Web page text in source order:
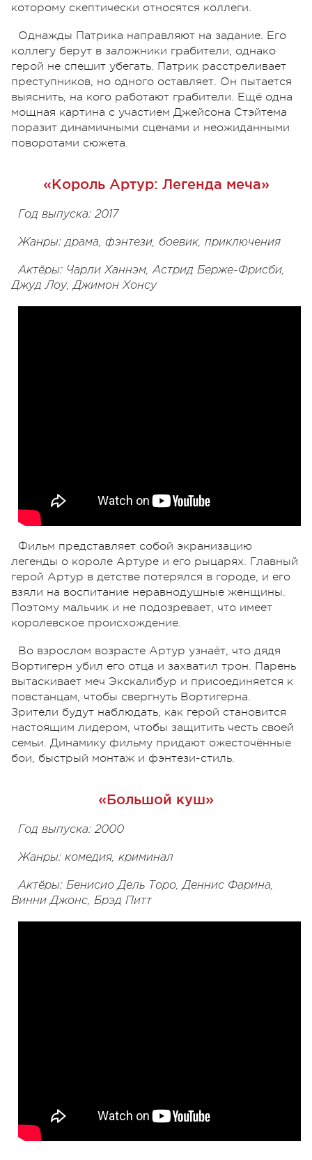
которому скептически относятся коллеги.
Однажды Патрика направляют на задание. Его
коллегу берут в заложники грабители, однако
герой не спешит убегать. Патрик расстреливает
преступников, но одного оставляет. Он пытается
выяснить, на кого работают грабители. Ещё одна
мощная картина с участием Джейсона Стэйтема
поразит динамичными сценами и неожиданными
поворотами сюжета.
«Король Артур: Легенда меча»
Год выпуска: 2017
Жанры: драма, фэнтези, боевик, приключения
Актёры: Чарли Ханнэм, Астрид Берже-Фрисби,
Джуд Лоу, Джимон Хонсу
Фильм представляет собой экранизацию
легенды о короле Артуре и его рыцарях. Главный
герой Артур в детстве потерялся в городе, и его
взяли на воспитание неравнодушные женщины.
Поэтому мальчик и не подозревает, что имеет
королевское происхождение.
Во взрослом возрасте Артур узнаёт, что дядя
Вортигерн убил его отца и захватил трон. Парень
вытаскивает меч Экскалибур и присоединяется к
повстанцам, чтобы свергнуть Вортигерна.
Зрители будут наблюдать, как герой становится
настоящим лидером, чтобы защитить честь своей
семьи. Динамику фильму придают ожесточённые
бои, быстрый монтаж и фэнтези-стиль.
«Большой куш»
Год выпуска: 2000
Жанры: комедия, криминал
Актёры: Бенисио Дель Торо, Деннис Фарина,
Винни Джонс, Брэд Питт